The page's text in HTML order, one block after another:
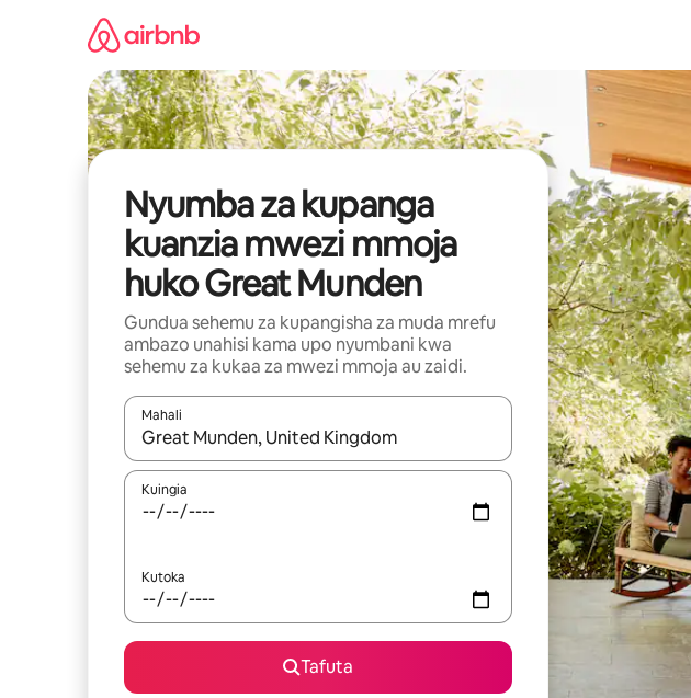
Nyumba za kupanga
kuanzia mwezi mmoja
huko Great Munden
Gundua sehemu za kupangisha za muda mrefu
ambazo unahisi kama upo nyumbani kwa
sehemu za kukaa za mwezi mmoja au zaidi.
Mahali
Wakati matokeo yanapatikana, vinjari kwa kutumia vitufe vya vishale vya juu
Kuingia
Kutoka
Tafuta